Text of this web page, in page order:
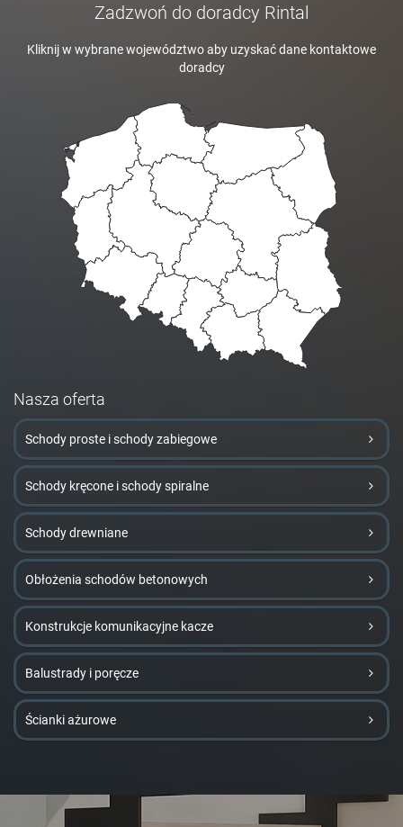
Zadzwoń do doradcy Rintal
Kliknij w wybrane województwo aby uzyskać dane kontaktowe
doradcy
Nasza oferta
Schody proste i schody zabiegowe
Schody kręcone i schody spiralne
Schody drewniane
Obłożenia schodów betonowych
Konstrukcje komunikacyjne kacze
Balustrady i poręcze
Ścianki ażurowe